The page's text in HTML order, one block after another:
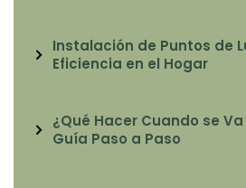
Instalación de Puntos de
Eficiencia en el Hogar
¿Qué Hacer Cuando se
Guía Paso a Paso